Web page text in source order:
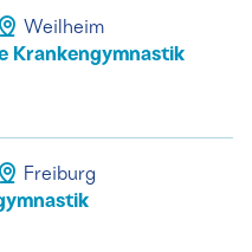
Weilheim
Krankengymnastik
Freiburg